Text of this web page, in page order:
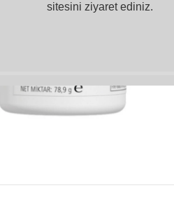
sitesini ziyaret ediniz.